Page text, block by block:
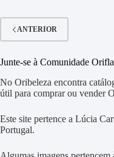
ANTERIOR
Junte-se à Comunidade
No Oribeleza encontra
útil para comprar ou vender
Este site pertence a Lúcia
Portugal.